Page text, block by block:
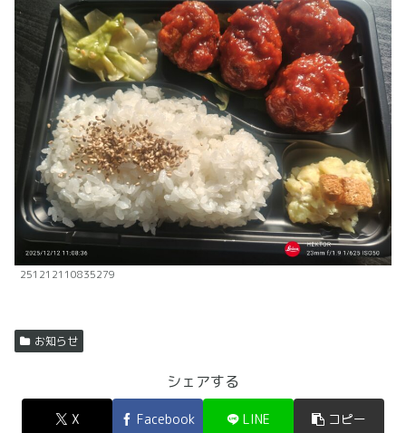
251212110835279
お知らせ
シェアする
X Facebook LINE コピー